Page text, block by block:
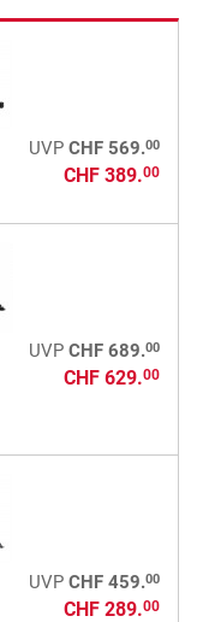
UVP CHF 569.00
CHF 389.00
UVP CHF 689.00
CHF 629.00
UVP CHF 459.00
CHF 289.00